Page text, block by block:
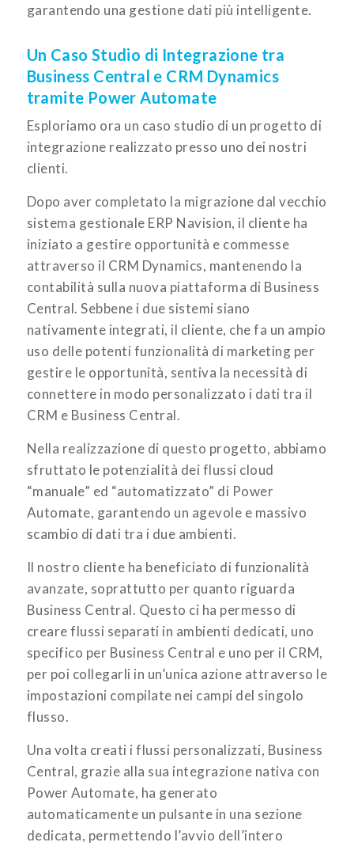
garantendo una gestione dati più intelligente.
Un Caso Studio di Integrazione tra
Business Central e CRM Dynamics
tramite Power Automate
Esploriamo ora un caso studio di un progetto di
integrazione realizzato presso uno dei nostri
clienti.
Dopo aver completato la migrazione dal vecchio
sistema gestionale ERP Navision, il cliente ha
iniziato a gestire opportunità e commesse
attraverso il CRM Dynamics, mantenendo la
contabilità sulla nuova piattaforma di Business
Central. Sebbene i due sistemi siano
nativamente integrati, il cliente, che fa un ampio
uso delle potenti funzionalità di marketing per
gestire le opportunità, sentiva la necessità di
connettere in modo personalizzato i dati tra il
CRM e Business Central.
Nella realizzazione di questo progetto, abbiamo
sfruttato le potenzialità dei flussi cloud
“manuale” ed “automatizzato” di Power
Automate, garantendo un agevole e massivo
scambio di dati tra i due ambienti.
Il nostro cliente ha beneficiato di funzionalità
avanzate, soprattutto per quanto riguarda
Business Central. Questo ci ha permesso di
creare flussi separati in ambienti dedicati, uno
specifico per Business Central e uno per il CRM,
per poi collegarli in un’unica azione attraverso le
impostazioni compilate nei campi del singolo
flusso.
Una volta creati i flussi personalizzati, Business
Central, grazie alla sua integrazione nativa con
Power Automate, ha generato
automaticamente un pulsante in una sezione
dedicata, permettendo l’avvio dell’intero